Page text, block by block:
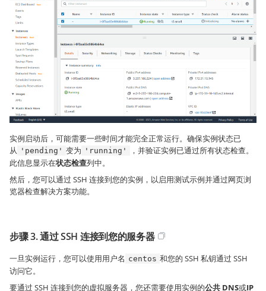
实例启动后，可能需要一些时间才能完全正常运行。确保实例状态已
从 'pending' 变为 'running'
，并验证实例已通过所有状态检查。
此信息显示在状态检查列中。
然后，您可以通过 SSH 连接到您的实例，以启用测试示例并通过网页浏
览器检查解决方案功能。
步骤 3. 通过 SSH 连接到您的服务器
一旦实例运行，您可以使用用户名 centos 和您的 SSH 私钥通过 SSH
访问它。
要通过 SSH 连接到您的虚拟服务器，您还需要使用实例的公共 DNS或IP